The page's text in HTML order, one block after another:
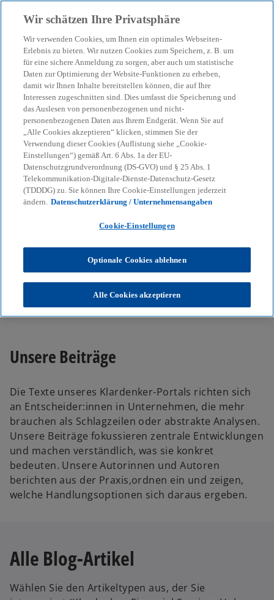
menu search
Unser Blog – Insights für
Ihre nächsten
Entscheidungen
Wir helfen Ihnen, den Überblick zu behalten
bei geopolitischen Verschiebungen, neuen
Unser Blog – Insights für Ihre nächsten Entscheidungen
Unsere Beiträge
Die Texte unseres Klardenker-Portals richten sich
an Entscheider:innen in Unternehmen, die mehr
brauchen als Schlagzeilen oder abstrakte Analysen.
Unsere Beiträge fokussieren zentrale Entwicklungen
und machen verständlich, was sie konkret
bedeuten. Unsere Autorinnen und Autoren
berichten aus der Praxis,ordnen ein und zeigen,
welche Handlungsoptionen sich daraus ergeben.
Alle Blog-Artikel
Wählen Sie den Artikeltypen aus, der Sie
Wir schätzen Ihre Privatsphäre
Wir verwenden Cookies, um Ihnen ein optimales Webseiten-
Erlebnis zu bieten. Wir nutzen Cookies zum Speichern, z. B. um
für eine sichere Anmeldung zu sorgen, aber auch um statistische
Daten zur Optimierung der Website-Funktionen zu erheben,
damit wir Ihnen Inhalte bereitstellen können, die auf Ihre
Interessen zugeschnitten sind. Dies umfasst die Speicherung und
das Auslesen von personenbezogenen und nicht-
personenbezogenen Daten aus Ihrem Endgerät. Wenn Sie auf
„Alle Cookies akzeptieren“ klicken, stimmen Sie der
Verwendung dieser Cookies (Auflistung siehe „Cookie-
Einstellungen“) gemäß Art. 6 Abs. 1a der EU-
Datenschutzgrundverordnung (DS-GVO) und § 25 Abs. 1
Telekommunikation-Digitale-Dienste-Datenschutz-Gesetz
(TDDDG) zu. Sie können Ihre Cookie-Einstellungen jederzeit
ändern. Datenschutzerklärung / Unternehmensangaben
Cookie-Einstellungen
Optionale Cookies ablehnen
Alle Cookies akzeptieren